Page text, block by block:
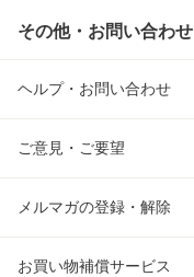
その他・お問い合わせ
ヘルプ・お問い合わせ
ご意見・ご要望
メルマガの登録・解除
お買い物補償サービス